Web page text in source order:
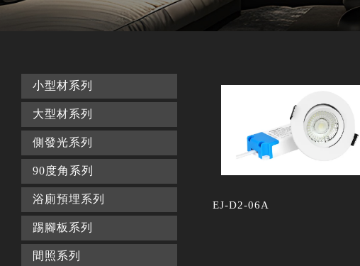
小型材系列
大型材系列
側發光系列
90度角系列
浴廁預埋系列
踢腳板系列
間照系列
EJ-D2-06A